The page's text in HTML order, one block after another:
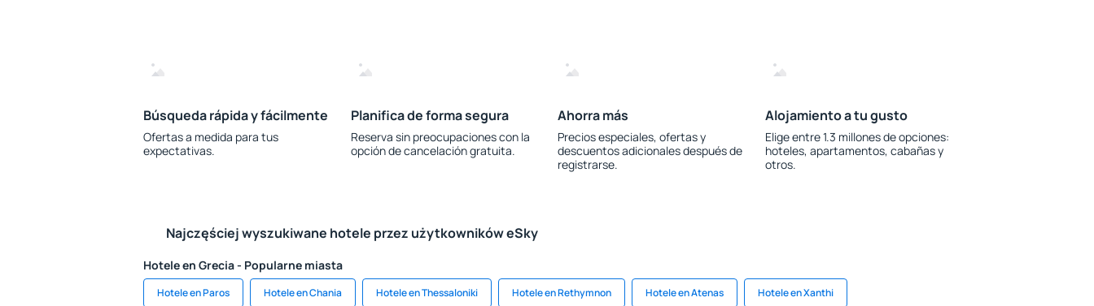
Búsqueda rápida y fácilmente
Ofertas a medida para tus
expectativas.
Planifica de forma segura
Reserva sin preocupaciones con la
opción de cancelación gratuita.
Ahorra más
Precios especiales, ofertas y
descuentos adicionales después de
registrarse.
Alojamiento a tu gusto
Elige entre 1.3 millones de opciones:
hoteles, apartamentos, cabañas y
otros.
Najczęściej wyszukiwane hotele przez użytkowników eSky
Hotele en Grecia - Popularne miasta
Hotele en Paros Hotele en Chania Hotele en Thessaloniki Hotele en Rethymnon Hotele en Atenas Hotele en Xanthi